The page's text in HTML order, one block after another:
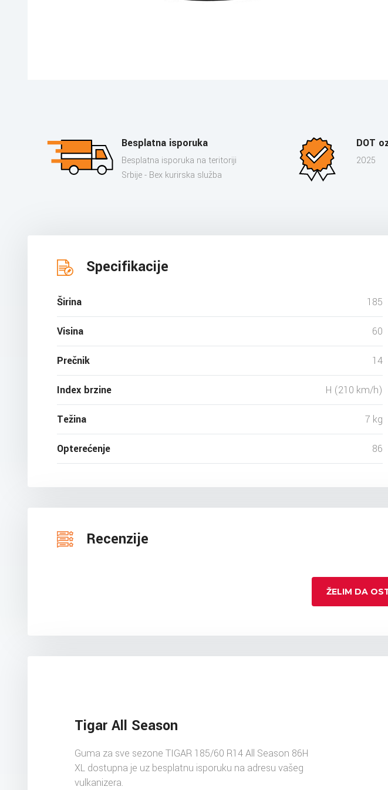
Besplatna isporuka
Besplatna isporuka na teritoriji
Srbije - Bex kurirska služba
DOT
2025
Specifikacije
Širina 185
Visina 60
Prečnik 14
Index brzine H (210 km/h)
Težina 7 kg
Opterećenje 86
Recenzije
ŽELIM DA
Tigar All Season
Guma za sve sezone TIGAR 185/60 R14 All Season 86H
XL dostupna je uz besplatnu isporuku na adresu vašeg
vulkanizera.